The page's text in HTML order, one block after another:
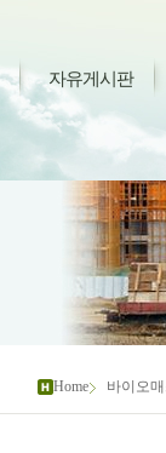
자유게시판
Home 바이오